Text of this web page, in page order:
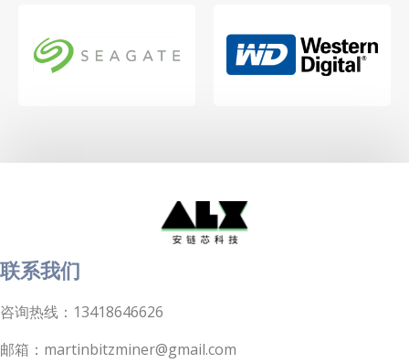
联系我们
咨询热线：13418646626
邮箱：martinbitzminer@gmail.com